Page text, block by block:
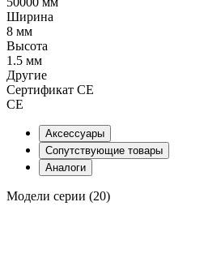
Ширина
8 мм
Высота
1.5 мм
Другие
Сертификат CE
CE
Аксессуары
Сопутствующие товары
Аналоги
Модели серии (20)